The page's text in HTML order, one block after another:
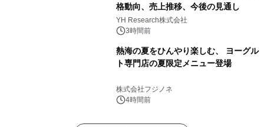
格動向、売上推移、今後の見通し
YH Research株式会社
3時間前
熱海の夏をひんやり楽しむ、 ヨーグル
ト専門店の夏限定メニュー登場
株式会社フジノネ
4時間前